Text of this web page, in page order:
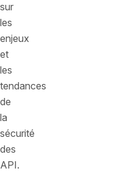
sur
les
enjeux
et
les
tendances
de
la
sécurité
des
API.